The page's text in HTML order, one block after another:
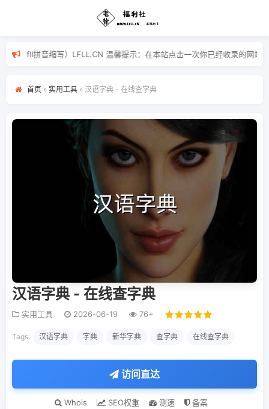
（lfll拼音缩写）LFLL.CN 温馨提示：在本站点击一次你已经收录的网站
首页 » 实用工具 » 汉语字典 - 在线查字典
汉语字典 - 在线查字典
实用工具 2026-06-19 76+
Tags: 汉语字典 字典 新华字典 查字典 在线查字典
访问直达
Whois SEO权重 测速 备案